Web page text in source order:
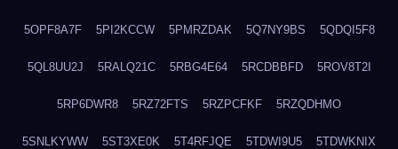
5OPF8A7F 5PI2KCCW 5PMRZDAK 5Q7NY9BS 5QDQI5F8
5QL8UU2J 5RALQ21C 5RBG4E64 5RCDBBFD 5ROV8T2I
5RP6DWR8 5RZ72FTS 5RZPCFKF 5RZQDHMO
5SNLKYWW 5ST3XE0K 5T4RFJQE 5TDWI9U5 5TDWKNIX